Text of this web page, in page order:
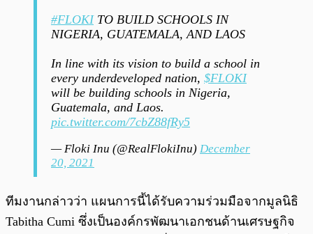
#FLOKITO BUILD SCHOOLS IN
NIGERIA, GUATEMALA, AND LAOS
In line with its vision to build a school in
every underdeveloped nation, $FLOKI
will be building schools in Nigeria,
Guatemala, and Laos.
pic.twitter.com/7cbZ88fRy5
— Floki Inu (@RealFlokiInu) December
20, 2021
ทีมงานกล่าวว่า แผนการนี้ได้รับความร่วมมือจากมูลนิธิ
Tabitha Cumi ซึ่งเป็นองค์กรพัฒนาเอกชนด้านเศรษฐกิจ